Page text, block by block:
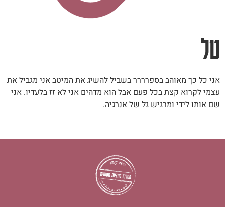
טל
אני כל כך מאוהב בספרררר בשביל להשיג את המיטב אני מגביל את
עצמי לקרוא קצת בכל פעם אבל הוא מדהים אני לא זז בלעדיו. אני
שם אותו לידי ומרגיש גל של אנרגיה.